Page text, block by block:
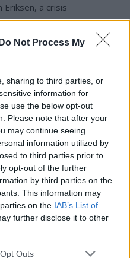
Do Not Process My
sharing to third parties, or
information for
use the below opt-out
Please note that after your
may continue seeing
information utilized by
to third parties prior to
opt-out of the further
by third parties on the
This information may
on the IAB’s List of
further disclose it to other
Outs
Eriksen, a crisis
both teams and
will be
to the hospital
June 12, 2021
sen suoraan
Christian Eriksen on
status/1403767708949